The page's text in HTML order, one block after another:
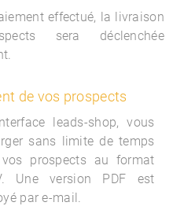
effectué, la livraison
sera déclenchée
de vos prospects
leads-shop, vous
sans limite de temps
prospects au format
Une version PDF est
par e-mail.